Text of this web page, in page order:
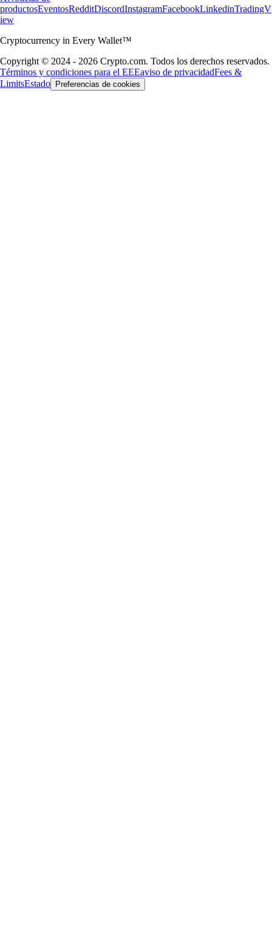
productosEventosRedditDiscordInstagramFacebookLinkedinTradingV
iew
Cryptocurrency in Every Wallet™
Copyright © 2024 - 2026 Crypto.com. Todos los derechos reservados.
Términos y condiciones para el EEEaviso de privacidadFees &
LimitsEstado Preferencias de cookies